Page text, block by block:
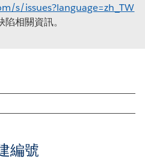
s/issues?language=zh_TW
相關資訊。
編號